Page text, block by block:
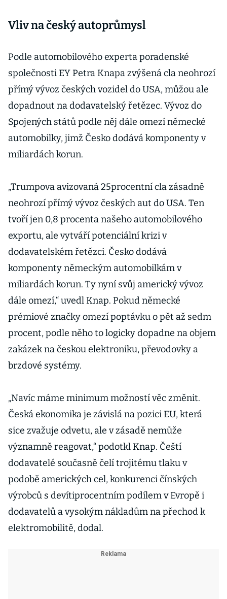
Vliv na český autoprůmysl
Podle automobilového experta poradenské
společnosti EY Petra Knapa zvýšená cla neohrozí
přímý vývoz českých vozidel do USA, můžou ale
dopadnout na dodavatelský řetězec. Vývoz do
Spojených států podle něj dále omezí německé
automobilky, jimž Česko dodává komponenty v
miliardách korun.
„Trumpova avizovaná 25procentní cla zásadně
neohrozí přímý vývoz českých aut do USA. Ten
tvoří jen 0,8 procenta našeho automobilového
exportu, ale vytváří potenciální krizi v
dodavatelském řetězci. Česko dodává
komponenty německým automobilkám v
miliardách korun. Ty nyní svůj americký vývoz
dále omezí,“ uvedl Knap. Pokud německé
prémiové značky omezí poptávku o pět až sedm
procent, podle něho to logicky dopadne na objem
zakázek na českou elektroniku, převodovky a
brzdové systémy.
„Navíc máme minimum možností věc změnit.
Česká ekonomika je závislá na pozici EU, která
sice zvažuje odvetu, ale v zásadě nemůže
významně reagovat,“ podotkl Knap. Čeští
dodavatelé současně čelí trojitému tlaku v
podobě amerických cel, konkurenci čínských
výrobců s devítiprocentním podílem v Evropě i
dodavatelů a vysokým nákladům na přechod k
elektromobilitě, dodal.